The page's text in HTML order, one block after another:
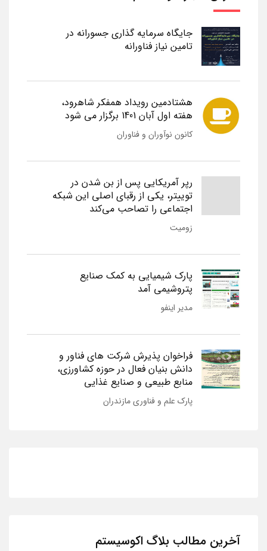
جایگاه سرمایه گذاری جسورانه در
تامین نیاز فناورانه
هشتادمین رویداد همفکر شاهرود،
هفته اول آبان 1401 برگزار می شود
کانون نوآوران و فناوران
رپر آمریکایی پس از بن شدن در
توییتر، یکی از رقبای اصلی این شبکه
اجتماعی را تصاحب می‌کند
زومیت
پارک شیمیایی به کمک صنایع
پتروشیمی آمد
مدیر اینفو
فراخوان پذیرش شرکت های فناور و
دانش بنیان فعال در حوزه کشاورزی،
منابع طبیعی و صنایع غذایی
پارک علم و فناوری مازندران
آخرین مطالب بلاگ اکوسیستم